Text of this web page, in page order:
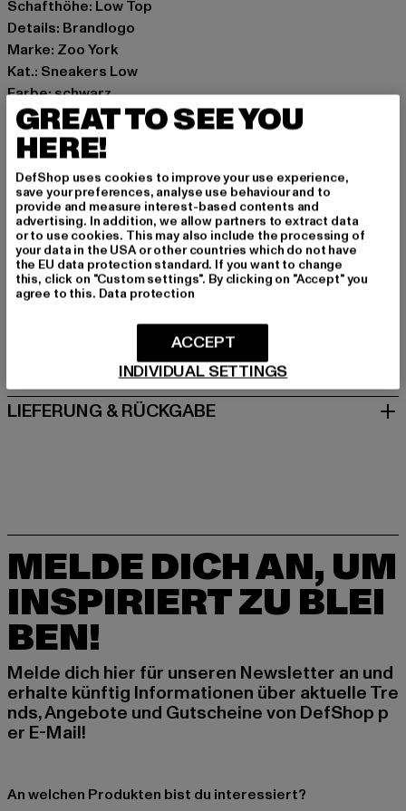
Schafthöhe: Low Top
Details: Brandlogo
Marke: Zoo York
Kat.: Sneakers Low
Farbe: schwarz
Hersteller Farbe: black/grey/red
Obermaterial: Leder
Innenfutter: Textil
Art.Nr: 10720013-02511
Hersteller: TB International GmbH |info@tbint.de
Dr.-Robert-Murjahn-Straße 7 | 64372 Ober-Ramstadt |
DE
GRÖSSE & PASSFORM
PFLEGEHINWEISE
LIEFERUNG & RÜCKGABE
MELDE DICH AN, UM
INSPIRIERT ZU BLEI
BEN!
Melde dich hier für unseren Newsletter an und
erhalte künftig Informationen über aktuelle Tre
nds, Angebote und Gutscheine von DefShop p
er E-Mail!
An welchen Produkten bist du interessiert?
GREAT TO SEE YOU
HERE!
DefShop uses cookies to improve your use experience,
save your preferences, analyse use behaviour and to
provide and measure interest-based contents and
advertising. In addition, we allow partners to extract data
or to use cookies. This may also include the processing of
your data in the USA or other countries which do not have
the EU data protection standard. If you want to change
this, click on "Custom settings". By clicking on "Accept" you
agree to this. Data protection
INDIVIDUAL SETTINGS
ACCEPT